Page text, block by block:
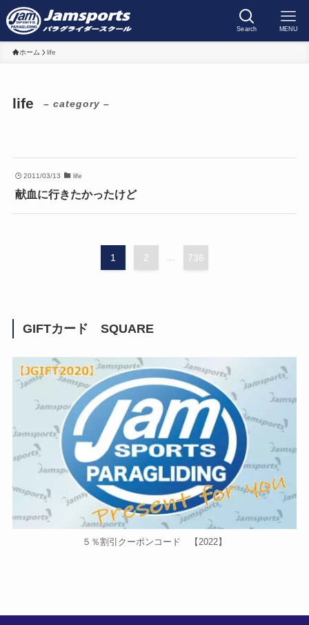
Search MENU
ホーム life
life – category –
2011/03/13 life
献血に行きたかったけど
1 2 ... 736
GIFTカード SQUARE
５％割引クーポンコード 【2022】